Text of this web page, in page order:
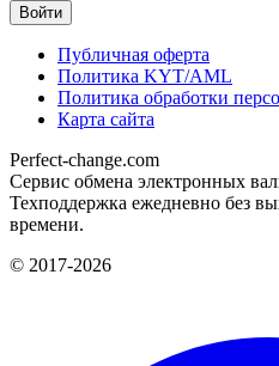
Публичная оферта
Политика KYT/AML
Политика обработки
Карта сайта
Perfect-change.com
Сервис обмена электронных
Техподдержка ежедневно без
времени.
© 2017-2026